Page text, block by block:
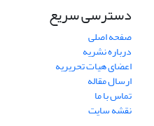
دسترسی سریع
صفحه اصلی
درباره نشریه
اعضای هیات تحریریه
ارسال مقاله
تماس با ما
نقشه سایت